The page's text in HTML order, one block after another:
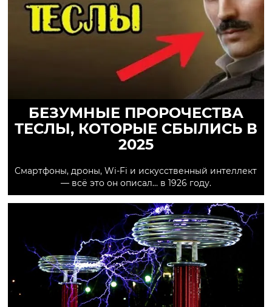
БЕЗУМНЫЕ ПРОРОЧЕСТВА
ТЕСЛЫ, КОТОРЫЕ СБЫЛИСЬ В
2025
Смартфоны, дроны, Wi-Fi и искусственный интеллект
— всё это он описал… в 1926 году.